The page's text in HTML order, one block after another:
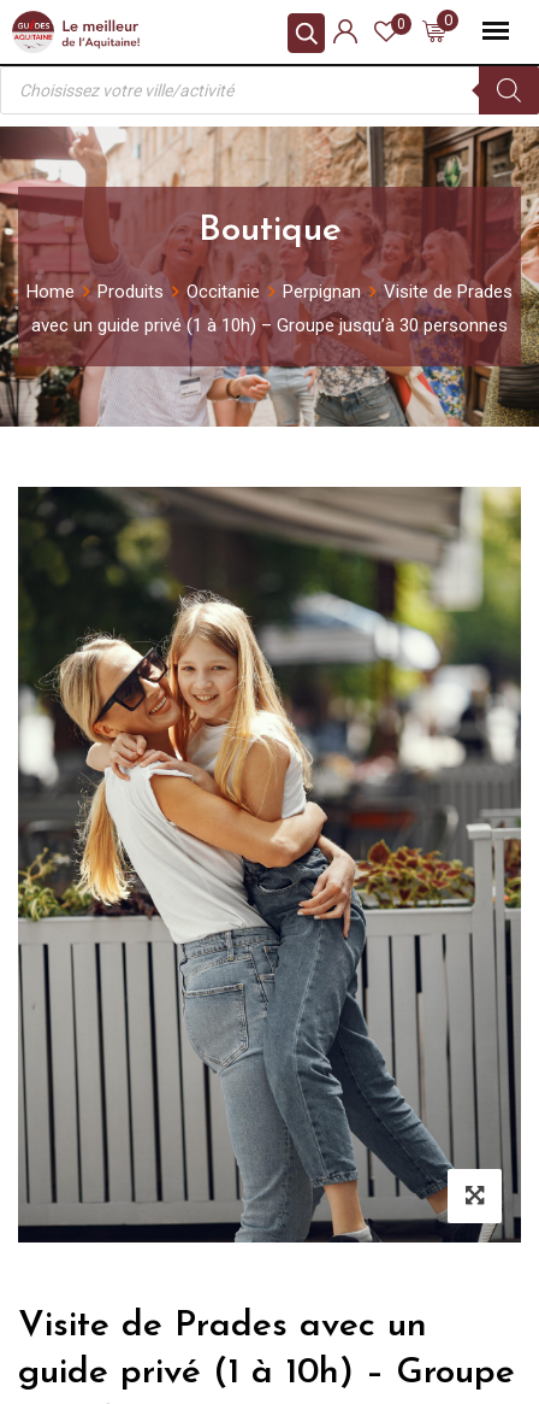
Skip
content
0
0
Recherche
produits
Boutique
Home Produits Occitanie Perpignan
Visite de Prades
avec un guide privé (1 à 10h) – Groupe jusqu’à 30 personnes
Visite de Prades avec un
guide privé (1 à 10h) – Groupe